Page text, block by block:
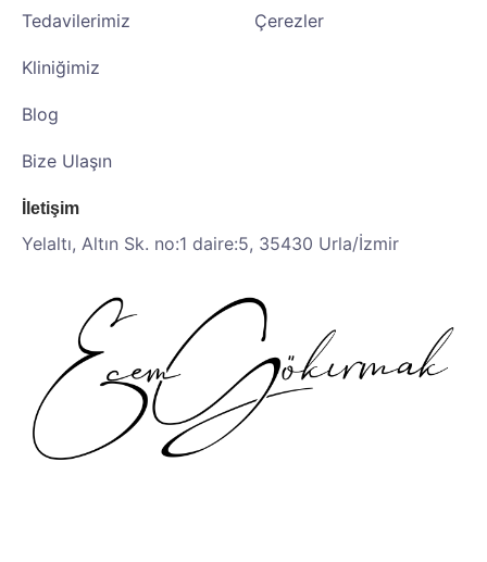
Tedavilerimiz
Kliniğimiz
Blog
Bize Ulaşın
Çerezler
İletişim
Yelaltı, Altın Sk. no:1 daire:5, 35430 Urla/İzmir